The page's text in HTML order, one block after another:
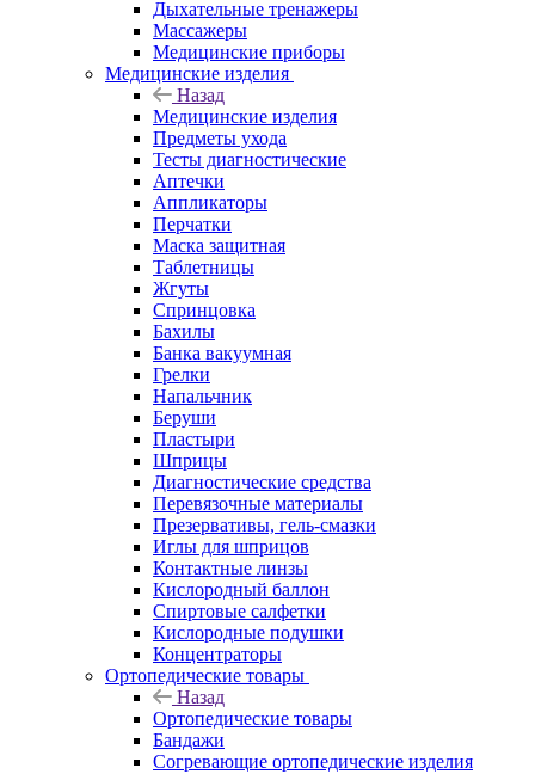
Дыхательные тренажеры
Массажеры
Медицинские приборы
Медицинские изделия
Назад
Медицинские изделия
Предметы ухода
Тесты диагностические
Аптечки
Аппликаторы
Перчатки
Маска защитная
Таблетницы
Жгуты
Спринцовка
Бахилы
Банка вакуумная
Грелки
Напальчник
Беруши
Пластыри
Шприцы
Диагностические средства
Перевязочные материалы
Презервативы, гель-смазки
Иглы для шприцов
Контактные линзы
Кислородный баллон
Спиртовые салфетки
Кислородные подушки
Концентраторы
Ортопедические товары
Назад
Ортопедические товары
Бандажи
Согревающие ортопедические изделия